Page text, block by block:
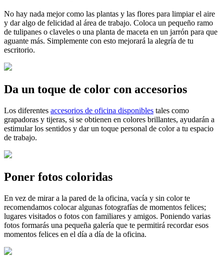
No hay nada mejor como las plantas y las flores para limpiar el aire
y dar algo de felicidad al área de trabajo. Coloca un pequeño ramo
de tulipanes o claveles o una planta de maceta en un jarrón para que
aguante más. Simplemente con esto mejorará la alegría de tu
escritorio.
Da un toque de color con accesorios
Los diferentes accesorios de oficina disponibles tales como
grapadoras y tijeras, si se obtienen en colores brillantes, ayudarán a
estimular los sentidos y dar un toque personal de color a tu espacio
de trabajo.
Poner fotos coloridas
En vez de mirar a la pared de la oficina, vacía y sin color te
recomendamos colocar algunas fotografías de momentos felices;
lugares visitados o fotos con familiares y amigos. Poniendo varias
fotos formarás una pequeña galería que te permitirá recordar esos
momentos felices en el día a día de la oficina.